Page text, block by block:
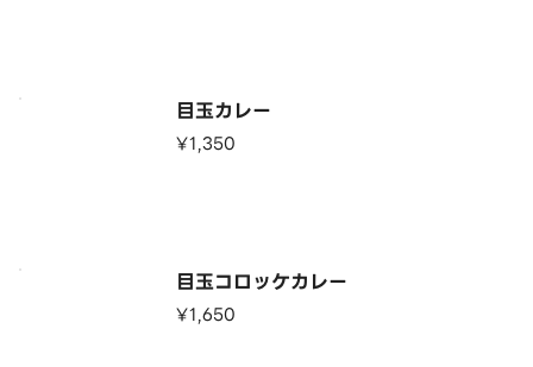
目玉カレー
¥1,350
目玉コロッケカレー
¥1,650